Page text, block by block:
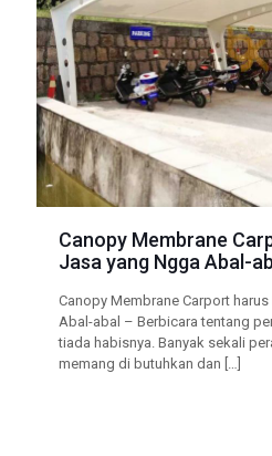
Canopy Membrane
Jasa yang Ngga Abal-
Canopy Membrane Carport
Abal-abal – Berbicara tentang
tiada habisnya. Banyak sekali
memang di butuhkan dan […]